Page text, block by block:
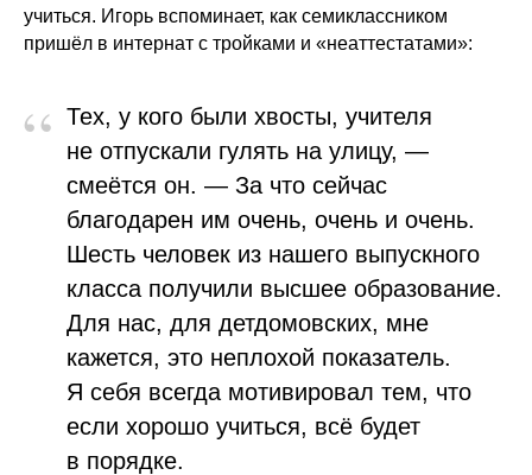
учиться. Игорь вспоминает, как семиклассником
пришёл в интернат с тройками и «неаттестатами»:
“ Тех, у кого были хвосты, учителя
не отпускали гулять на улицу, —
смеётся он. — За что сейчас
благодарен им очень, очень и очень.
Шесть человек из нашего выпускного
класса получили высшее образование.
Для нас, для детдомовских, мне
кажется, это неплохой показатель.
Я себя всегда мотивировал тем, что
если хорошо учиться, всё будет
в порядке.